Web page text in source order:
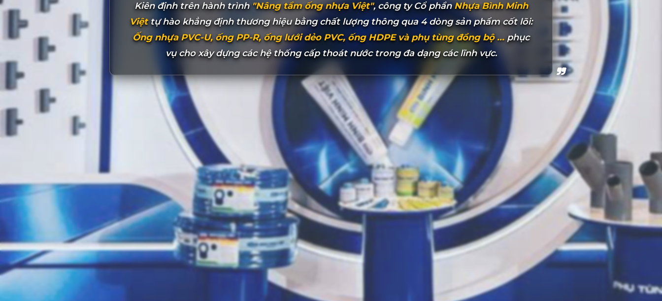
Kiên định trên hành trình "Nâng tầm ống nhựa Việt", công ty Cổ phầnNhựa Bình Minh
Việttự hào khẳng định thương hiệu bằng chất lượng thông qua 4 dòng sản phẩm cốt lõi:
Ống nhựa PVC-U, ống PP-R, ống lưới dẻo PVC, ống HDPE và phụ tùng đồng bộ ... phục
vụ cho xây dựng các hệ thống cấp thoát nước trong đa dạng các lĩnh vực.